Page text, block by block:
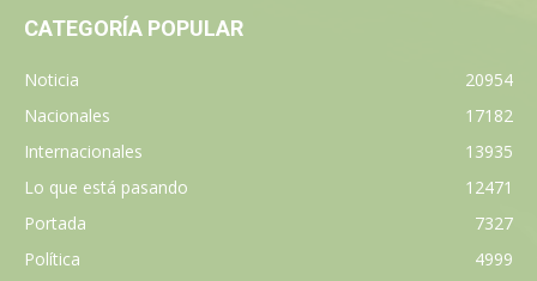
CATEGORÍA POPULAR
Noticia
20954
Nacionales
17182
Internacionales
13935
Lo que está pasando
12471
Portada
7327
Política
4999